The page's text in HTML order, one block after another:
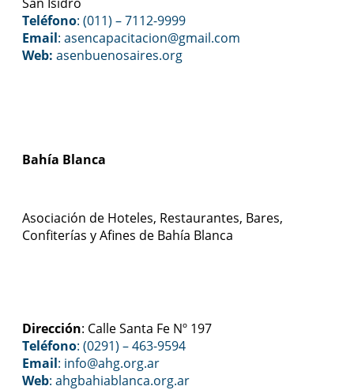
Teléfono: (011) – 7112-9999
Email: asencapacitacion@gmail.com
Web: asenbuenosaires.org
Bahía Blanca
Asociación de Hoteles, Restaurantes, Bares,
Confiterías y Afines de Bahía Blanca
Dirección: Calle Santa Fe Nº 197
Teléfono: (0291) – 463-9594
Email: info@ahg.org.ar
Web: ahgbahiablanca.org.ar